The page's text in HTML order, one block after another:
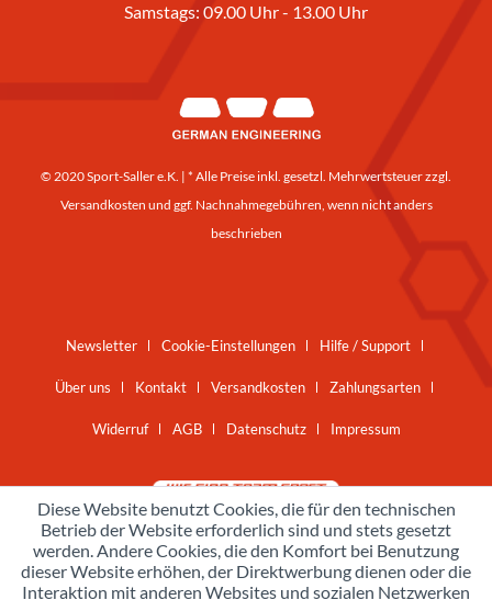
Samstags: 09.00 Uhr - 13.00 Uhr
© 2020 Sport-Saller e.K. | * Alle Preise inkl. gesetzl. Mehrwertsteuer zzgl.
Versandkosten und ggf. Nachnahmegebühren, wenn nicht anders
beschrieben
Newsletter Cookie-Einstellungen Hilfe / Support
Über uns Kontakt Versandkosten Zahlungsarten
Widerruf AGB Datenschutz Impressum
Diese Website benutzt Cookies, die für den technischen
Betrieb der Website erforderlich sind und stets gesetzt
werden. Andere Cookies, die den Komfort bei Benutzung
dieser Website erhöhen, der Direktwerbung dienen oder die
Interaktion mit anderen Websites und sozialen Netzwerken